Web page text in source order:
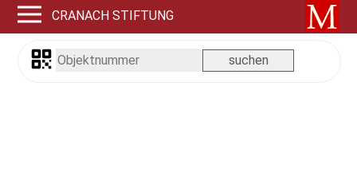
CRANACH STIFTUNG